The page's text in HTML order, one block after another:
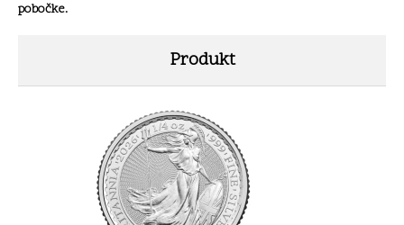
pobočke.
Produkt